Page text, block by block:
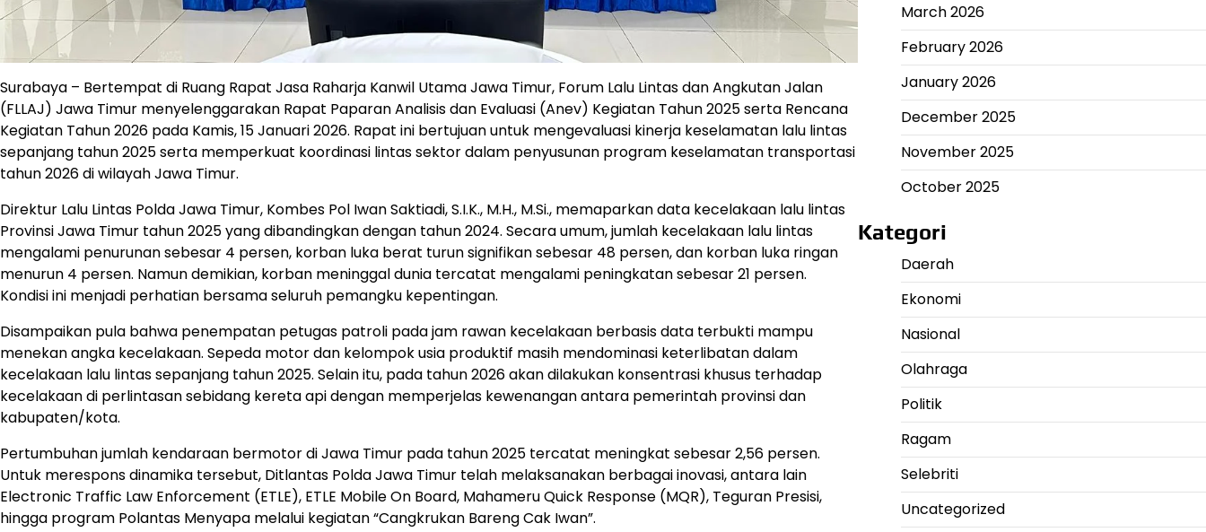
Surabaya – Bertempat di Ruang Rapat Jasa Raharja Kanwil Utama Jawa Timur, Forum Lalu Lintas dan Angkutan Jalan
(FLLAJ) Jawa Timur menyelenggarakan Rapat Paparan Analisis dan Evaluasi (Anev) Kegiatan Tahun 2025 serta Rencana
Kegiatan Tahun 2026 pada Kamis, 15 Januari 2026. Rapat ini bertujuan untuk mengevaluasi kinerja keselamatan lalu lintas
sepanjang tahun 2025 serta memperkuat koordinasi lintas sektor dalam penyusunan program keselamatan transportasi
tahun 2026 di wilayah Jawa Timur.
Direktur Lalu Lintas Polda Jawa Timur, Kombes Pol Iwan Saktiadi, S.I.K., M.H., M.Si., memaparkan data kecelakaan lalu lintas
Provinsi Jawa Timur tahun 2025 yang dibandingkan dengan tahun 2024. Secara umum, jumlah kecelakaan lalu lintas
mengalami penurunan sebesar 4 persen, korban luka berat turun signifikan sebesar 48 persen, dan korban luka ringan
menurun 4 persen. Namun demikian, korban meninggal dunia tercatat mengalami peningkatan sebesar 21 persen.
Kondisi ini menjadi perhatian bersama seluruh pemangku kepentingan.
Disampaikan pula bahwa penempatan petugas patroli pada jam rawan kecelakaan berbasis data terbukti mampu
menekan angka kecelakaan. Sepeda motor dan kelompok usia produktif masih mendominasi keterlibatan dalam
kecelakaan lalu lintas sepanjang tahun 2025. Selain itu, pada tahun 2026 akan dilakukan konsentrasi khusus terhadap
kecelakaan di perlintasan sebidang kereta api dengan memperjelas kewenangan antara pemerintah provinsi dan
kabupaten/kota.
Pertumbuhan jumlah kendaraan bermotor di Jawa Timur pada tahun 2025 tercatat meningkat sebesar 2,56 persen.
Untuk merespons dinamika tersebut, Ditlantas Polda Jawa Timur telah melaksanakan berbagai inovasi, antara lain
Electronic Traffic Law Enforcement (ETLE), ETLE Mobile On Board, Mahameru Quick Response (MQR), Teguran Presisi,
hingga program Polantas Menyapa melalui kegiatan “Cangkrukan Bareng Cak Iwan”.
March 2026
February 2026
January 2026
December 2025
November 2025
October 2025
Kategori
Daerah
Ekonomi
Nasional
Olahraga
Politik
Ragam
Selebriti
Uncategorized